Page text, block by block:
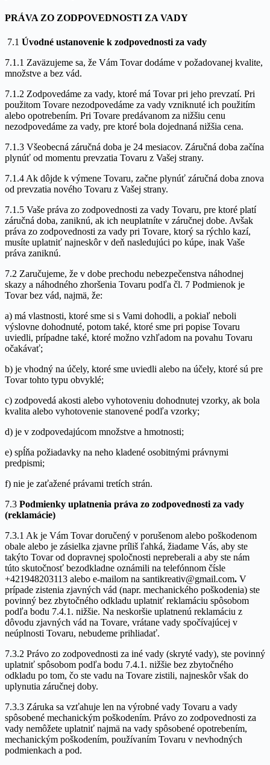
PRÁVA ZO ZODPOVEDNOSTI ZA VADY
7.1 Úvodné ustanovenie k zodpovednosti za vady
7.1.1 Zaväzujeme sa, že Vám Tovar dodáme v požadovanej kvalite,
množstve a bez vád.
7.1.2 Zodpovedáme za vady, ktoré má Tovar pri jeho prevzatí. Pri
použitom Tovare nezodpovedáme za vady vzniknuté ich použitím
alebo opotrebením. Pri Tovare predávanom za nižšiu cenu
nezodpovedáme za vady, pre ktoré bola dojednaná nižšia cena.
7.1.3 Všeobecná záručná doba je 24 mesiacov. Záručná doba začína
plynúť od momentu prevzatia Tovaru z Vašej strany.
7.1.4 Ak dôjde k výmene Tovaru, začne plynúť záručná doba znova
od prevzatia nového Tovaru z Vašej strany.
7.1.5 Vaše práva zo zodpovednosti za vady Tovaru, pre ktoré platí
záručná doba, zaniknú, ak ich neuplatníte v záručnej dobe. Avšak
práva zo zodpovednosti za vady pri Tovare, ktorý sa rýchlo kazí,
musíte uplatniť najneskôr v deň nasledujúci po kúpe, inak Vaše
práva zaniknú.
7.2 Zaručujeme, že v dobe prechodu nebezpečenstva náhodnej
skazy a náhodného zhoršenia Tovaru podľa čl. 7 Podmienok je
Tovar bez vád, najmä, že:
a) má vlastnosti, ktoré sme si s Vami dohodli, a pokiaľ neboli
výslovne dohodnuté, potom také, ktoré sme pri popise Tovaru
uviedli, prípadne také, ktoré možno vzhľadom na povahu Tovaru
očakávať;
b) je vhodný na účely, ktoré sme uviedli alebo na účely, ktoré sú pre
Tovar tohto typu obvyklé;
c) zodpovedá akosti alebo vyhotoveniu dohodnutej vzorky, ak bola
kvalita alebo vyhotovenie stanovené podľa vzorky;
d) je v zodpovedajúcom množstve a hmotnosti;
e) spĺňa požiadavky na neho kladené osobitnými právnymi
predpismi;
f) nie je zaťažené právami tretích strán.
7.3 Podmienky uplatnenia práva zo zodpovednosti za vady
(reklamácie)
7.3.1 Ak je Vám Tovar doručený v porušenom alebo poškodenom
obale alebo je zásielka zjavne príliš ľahká, žiadame Vás, aby ste
takýto Tovar od dopravnej spoločnosti nepreberali a aby ste nám
túto skutočnosť bezodkladne oznámili na telefónnom čísle
+421948203113 alebo e-mailom na santikreativ@gmail.com. V
prípade zistenia zjavných vád (napr. mechanického poškodenia) ste
povinný bez zbytočného odkladu uplatniť reklamáciu spôsobom
podľa bodu 7.4.1. nižšie. Na neskoršie uplatnenú reklamáciu z
dôvodu zjavných vád na Tovare, vrátane vady spočívajúcej v
neúplnosti Tovaru, nebudeme prihliadať.
7.3.2 Právo zo zodpovednosti za iné vady (skryté vady), ste povinný
uplatniť spôsobom podľa bodu 7.4.1. nižšie bez zbytočného
odkladu po tom, čo ste vadu na Tovare zistili, najneskôr však do
uplynutia záručnej doby.
7.3.3 Záruka sa vzťahuje len na výrobné vady Tovaru a vady
spôsobené mechanickým poškodením. Právo zo zodpovednosti za
vady nemôžete uplatniť najmä na vady spôsobené opotrebením,
mechanickým poškodením, používaním Tovaru v nevhodných
podmienkach a pod.